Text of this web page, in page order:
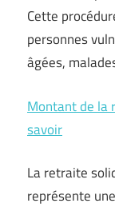
Cette
personnes
âgées,
Montant de la
savoir
La retraite
représente